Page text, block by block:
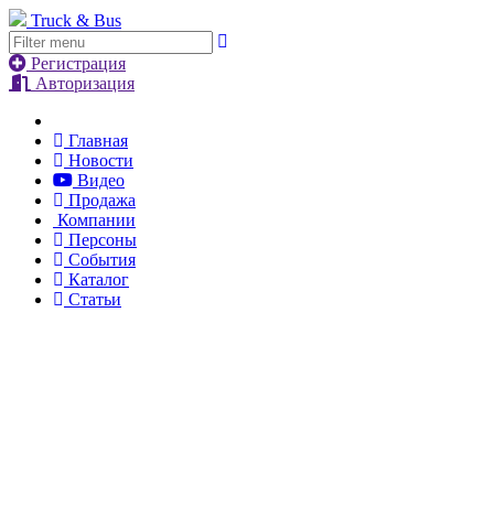
Truck & Bus
Регистрация
Авторизация
Главная
Новости
Видео
Продажа
Компании
Персоны
События
Каталог
Статьи